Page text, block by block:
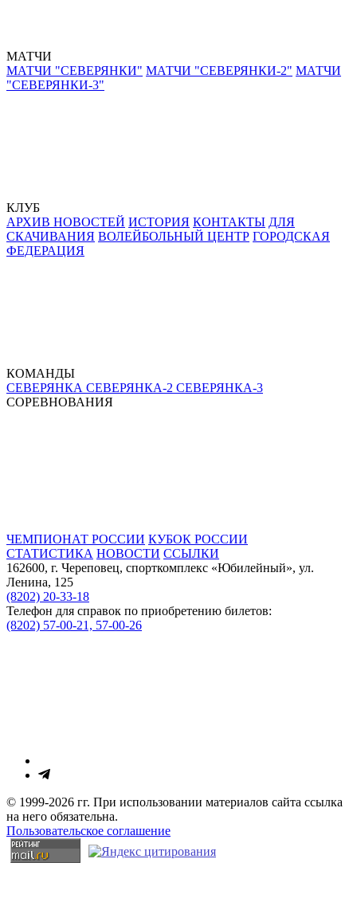
МАТЧИ
МАТЧИ "СЕВЕРЯНКИ" МАТЧИ "СЕВЕРЯНКИ-2" МАТЧИ
"СЕВЕРЯНКИ-3"
КЛУБ
АРХИВ НОВОСТЕЙ ИСТОРИЯ КОНТАКТЫ ДЛЯ
СКАЧИВАНИЯ ВОЛЕЙБОЛЬНЫЙ ЦЕНТР ГОРОДСКАЯ
ФЕДЕРАЦИЯ
КОМАНДЫ
СЕВЕРЯНКА СЕВЕРЯНКА-2 СЕВЕРЯНКА-3
СОРЕВНОВАНИЯ
ЧЕМПИОНАТ РОССИИ КУБОК РОССИИ
СТАТИСТИКА НОВОСТИ ССЫЛКИ
162600, г. Череповец, спорткомплекс «Юбилейный», ул.
Ленина, 125
(8202) 20-33-18
Телефон для справок по приобретению билетов:
(8202) 57-00-21, 57-00-26
© 1999-2026 гг. При использовании материалов сайта ссылка
на него обязательна.
Пользовательское соглашение